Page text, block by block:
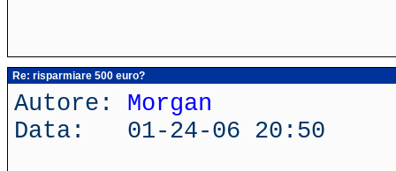
Re: risparmiare 500 euro?
Autore: Morgan
Data: 01-24-06 20:50